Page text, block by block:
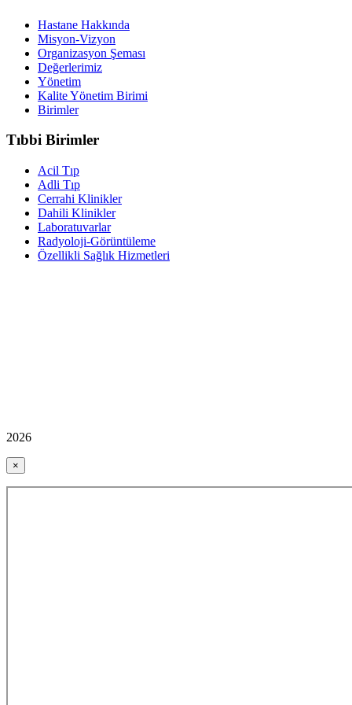
Hastane Hakkında
Misyon-Vizyon
Organizasyon Şeması
Değerlerimiz
Yönetim
Kalite Yönetim Birimi
Birimler
Tıbbi Birimler
Acil Tıp
Adli Tıp
Cerrahi Klinikler
Dahili Klinikler
Laboratuvarlar
Radyoloji-Görüntüleme
Özellikli Sağlık Hizmetleri
2026
×